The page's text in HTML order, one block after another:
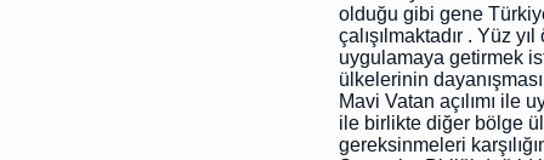
olduğu gibi gene
çalışılmaktadır . Yüz
uygulamaya getirmek
ülkelerinin
Mavi Vatan açılımı ile
ile birlikte diğer bölge
gereksinmeleri